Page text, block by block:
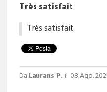
Très satisfait
Très satisfait
Da Laurans P. il 08 Ago.